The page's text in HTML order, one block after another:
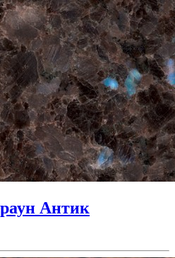
Антик